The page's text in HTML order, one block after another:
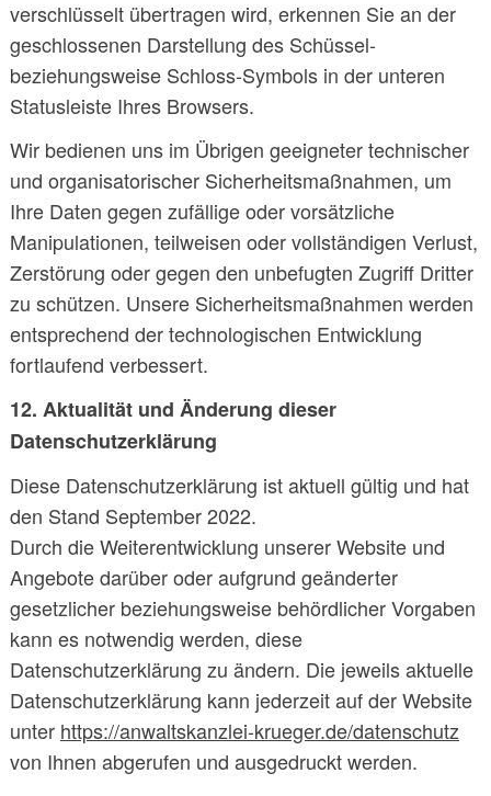
verschlüsselt übertragen wird, erkennen Sie an der
geschlossenen Darstellung des Schüssel-
beziehungsweise Schloss-Symbols in der unteren
Statusleiste Ihres Browsers.
Wir bedienen uns im Übrigen geeigneter technischer
und organisatorischer Sicherheitsmaßnahmen, um
Ihre Daten gegen zufällige oder vorsätzliche
Manipulationen, teilweisen oder vollständigen Verlust,
Zerstörung oder gegen den unbefugten Zugriff Dritter
zu schützen. Unsere Sicherheitsmaßnahmen werden
entsprechend der technologischen Entwicklung
fortlaufend verbessert.
12. Aktualität und Änderung dieser
Datenschutzerklärung
Diese Datenschutzerklärung ist aktuell gültig und hat
den Stand September 2022.
Durch die Weiterentwicklung unserer Website und
Angebote darüber oder aufgrund geänderter
gesetzlicher beziehungsweise behördlicher Vorgaben
kann es notwendig werden, diese
Datenschutzerklärung zu ändern. Die jeweils aktuelle
Datenschutzerklärung kann jederzeit auf der Website
unter https://anwaltskanzlei-krueger.de/datenschutz
von Ihnen abgerufen und ausgedruckt werden.